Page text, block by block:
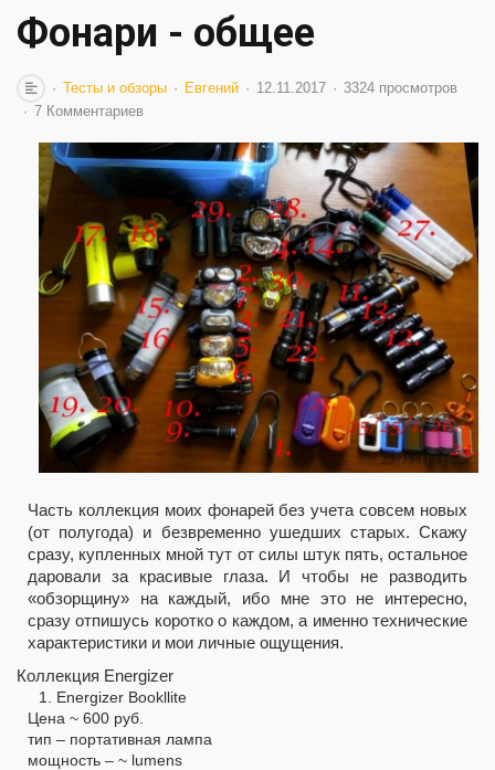
Фонари - общее
Тесты и обзоры Евгений 12.11.2017
3324 просмотров
7 Комментариев
Часть коллекция моих фонарей без учета совсем новых
(от полугода) и безвременно ушедших старых. Скажу
сразу, купленных мной тут от силы штук пять, остальное
даровали за красивые глаза. И чтобы не разводить
«обзорщину» на каждый, ибо мне это не интересно,
сразу отпишусь коротко о каждом, а именно технические
характеристики и мои личные ощущения.
Коллекция Energizer
1. Energizer Bookllite
Цена ~ 600 руб.
тип – портативная лампа
мощность – ~ lumens